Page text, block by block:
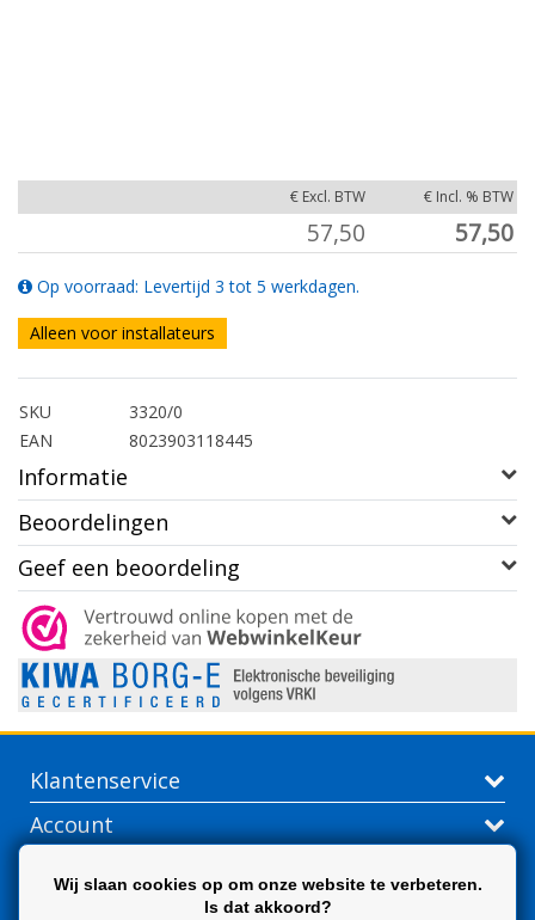
€ Excl. BTW € Incl. % BTW
57,50 57,50
Op voorraad: Levertijd 3 tot 5 werkdagen.
Alleen voor installateurs
SKU
3320/0
EAN
8023903118445
Informatie
Beoordelingen
Geef een beoordeling
Klantenservice
Account
Wij slaan cookies op om onze website te verbeteren.
Is dat akkoord?